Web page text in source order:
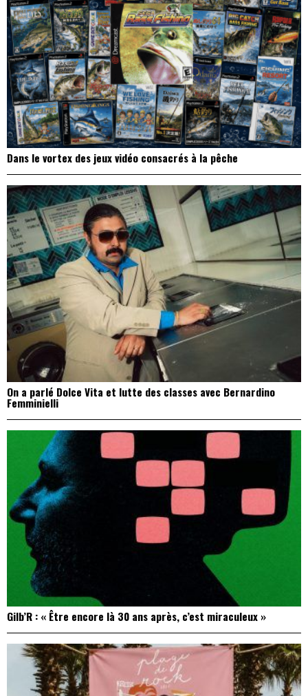
Dans le vortex des jeux vidéo consacrés à la pêche
On a parlé Dolce Vita et lutte des classes avec Bernardino
Femminielli
Gilb’R : « Être encore là 30 ans après, c’est miraculeux »